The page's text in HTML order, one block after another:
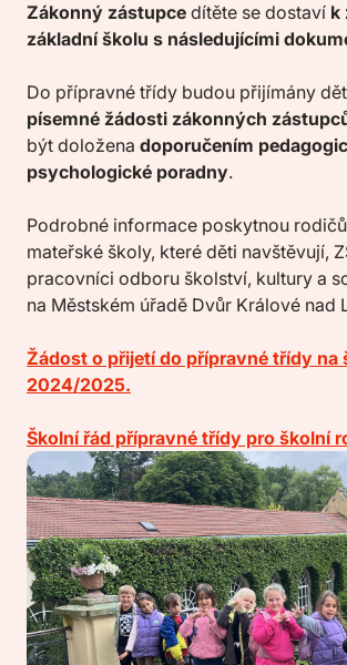
Zákonný zástupce dítěte se dostaví k
základní školu s následujícími
Do přípravné třídy budou přijímány
písemné žádosti zákonných
být doložena doporučením
psychologické poradny.
Podrobné informace poskytnou
mateřské školy, které děti navštěvují,
pracovníci odboru školství, kultury a
na Městském úřadě Dvůr Králové nad
Žádost o přijetí do přípravné třídy na
2024/2025.
Školní řád přípravné třídy pro školní